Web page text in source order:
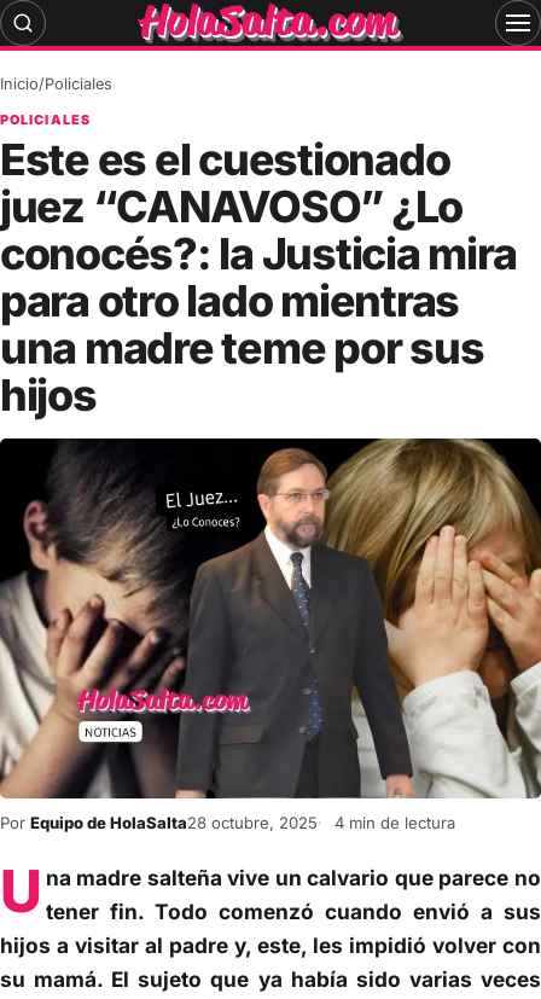
Skip
to
Inicio/Policiales
POLICIALES
Este es el cuestionado
juez “CANAVOSO” ¿Lo
conocés?: la Justicia mira
para otro lado mientras
una madre teme por sus
hijos
Por Equipo de HolaSalta28 octubre, 2025 4 min de lectura
U na madre salteña vive un calvario que parece no
tener fin. Todo comenzó cuando envió a sus
hijos a visitar al padre y, este, les impidió volver con
su mamá. El sujeto que ya había sido varias veces